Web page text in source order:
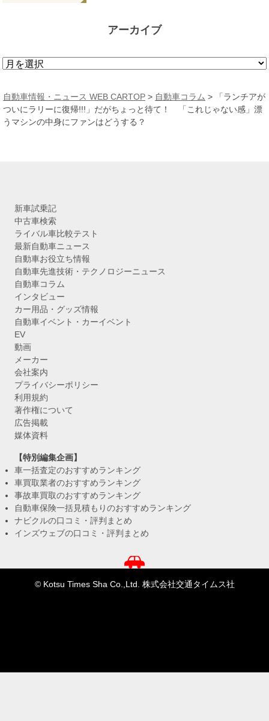
アーカイブ
ア
カ
イ
ブ
自動車情報・ニュース WEB CARTOP > 自動車コラム >
「ランチアが
ついにラリーに復帰!!!」だがちょっと待て！ 「これじゃない感」漂
うマシンの中身にファンはどうする？
新車試乗記
中古車検索
ライバル車比較テスト
最新自動車ニュース
自動車お役立ち情報
自動車先進技術・テクノロジーニュース
自動車コラム
インタビュー
カー用品・グッズ情報
自動車イベント・カーイベント
EV
動画
メーカー
会社案内
プライバシーポリシー
利用規約
著作権について
広告掲載
媒体資料
【特別編集企画】
車一括査定のおすすめランキング
車買取業者のおすすめランキング
事故車買取のおすすめランキング
自動車保険一括見積もりのおすすめランキング
ナビクルの口コミ・評判まとめ
インズウェブの口コミ・評判まとめ
© Kotsu Times Sha Co.,Ltd. 株式会社交通タイムス社